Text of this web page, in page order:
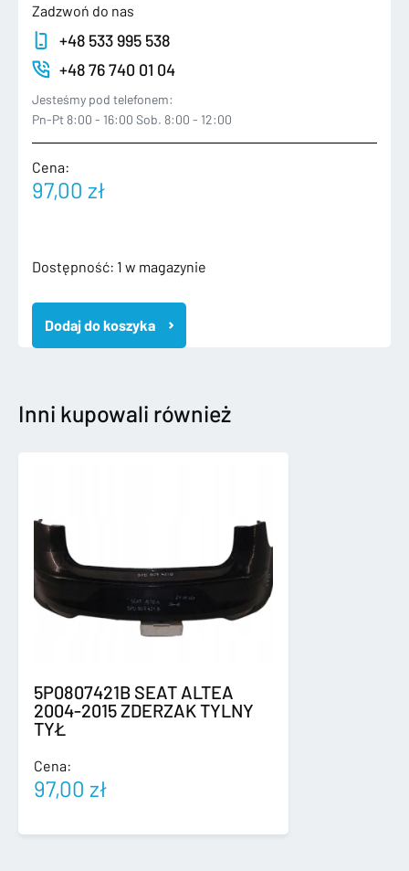
Zadzwoń do nas
+48 533 995 538
+48 76 740 01 04
Jesteśmy pod telefonem:
Pn-Pt 8:00 - 16:00 Sob. 8:00 - 12:00
Cena:
97,00 zł
Dostępność: 1 w magazynie
ilość
S
MAX
II
ZDERZAK
TYLNY
Dodaj do koszyka
Inni kupowali również
5P0807421B SEAT ALTEA
2004-2015 ZDERZAK TYLNY
TYŁ
Cena:
97,00 zł